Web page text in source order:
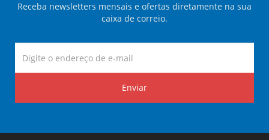
Receba newsletters mensais e ofertas diretamente na sua
caixa de correio.
Enviar